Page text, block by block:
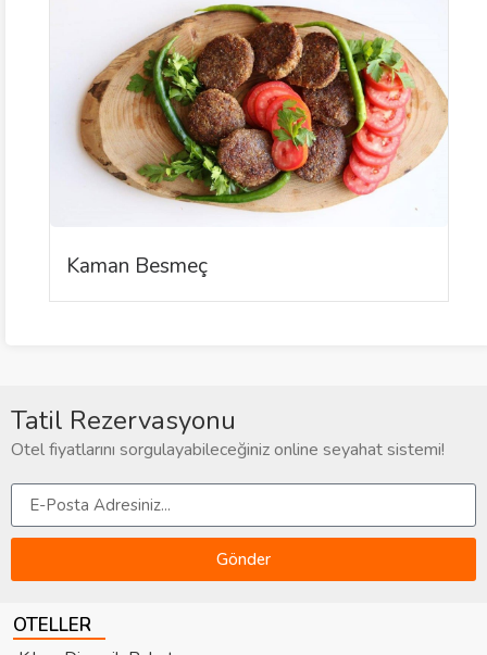
Kaman Besmeç
Tatil Rezervasyonu
Otel fiyatlarını sorgulayabileceğiniz online seyahat sistemi!
Gönder
OTELLER